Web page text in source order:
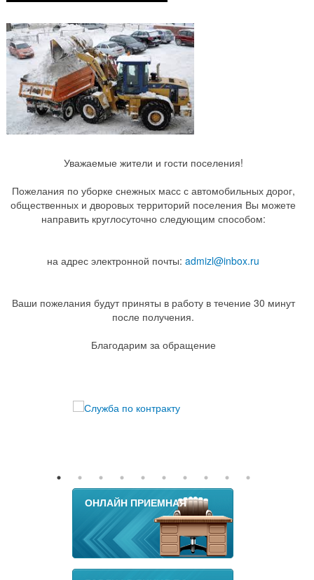
Уважаемые жители и гости поселения!
Пожелания по уборке снежных масс с автомобильных дорог,
общественных и дворовых территорий поселения Вы можете
направить круглосуточно следующим способом:
на адрес электронной почты: admizl@inbox.ru
Ваши пожелания будут приняты в работу в течение 30 минут
после получения.
Благодарим за обращение
ОНЛАЙН ПРИЕМНАЯ